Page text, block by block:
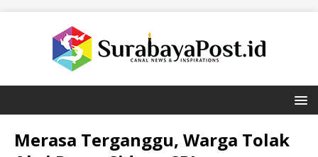
Merasa Terganggu, Warga Tolak